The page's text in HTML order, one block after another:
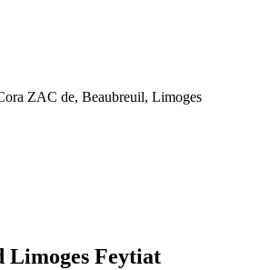
ZAC de, Beaubreuil, Limoges
Feytiat